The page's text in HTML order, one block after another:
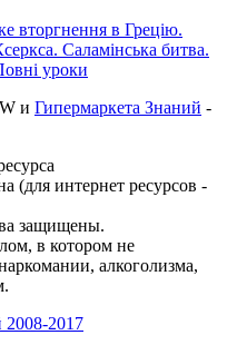
вторгнення в Грецію.
Саламінська битва.
уроки
и Гипермаркета Знаний -
(для интернет ресурсов -
защищены.
в котором не
алкоголизма,
2008-2017